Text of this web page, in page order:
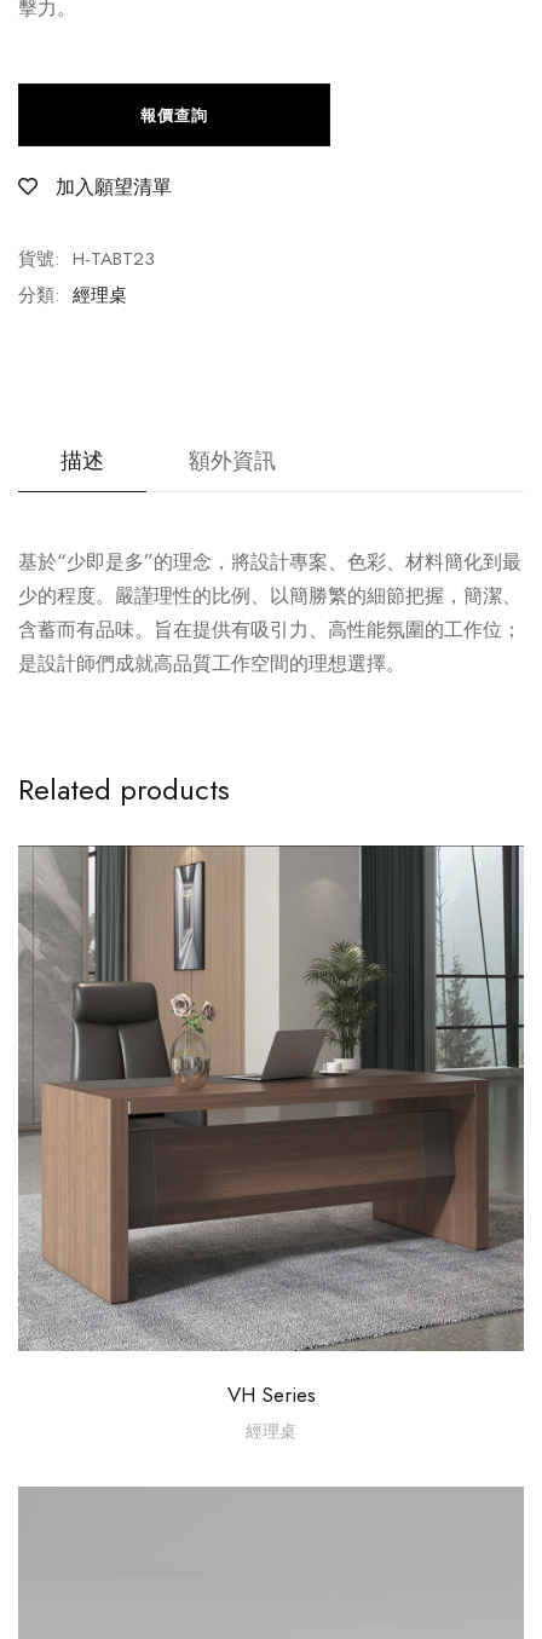
擊力。
加入願望清單
報價查詢
貨號: H-TABT23
分類: 經理桌
描述 額外資訊
基於“少即是多”的理念，將設計專案、色彩、材料簡化到最
少的程度。嚴謹理性的比例、以簡勝繁的細節把握，簡潔、
含蓄而有品味。旨在提供有吸引力、高性能氛圍的工作位；
是設計師們成就高品質工作空間的理想選擇。
Related products
VH Series
經理桌